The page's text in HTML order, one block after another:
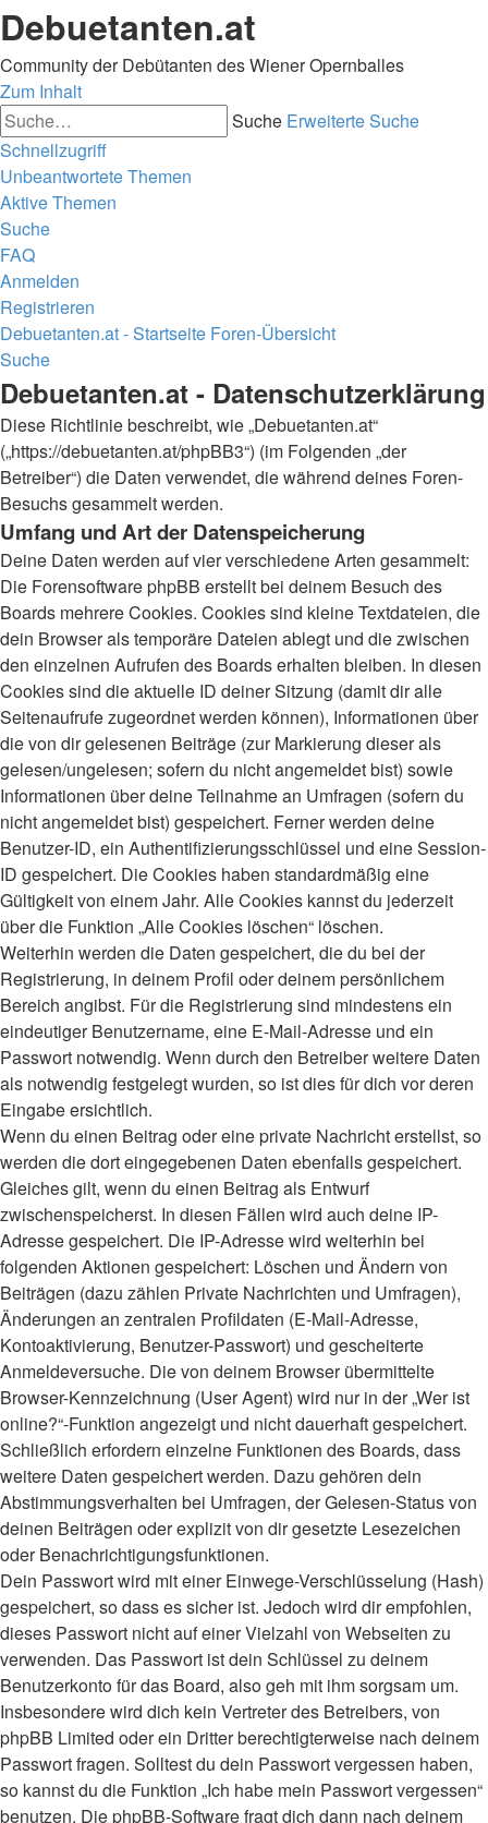
Debuetanten.at
Community der Debütanten des Wiener Opernballes
Zum Inhalt
Suche Erweiterte Suche
Schnellzugriff
Unbeantwortete Themen
Aktive Themen
Suche
FAQ
Anmelden
Registrieren
Debuetanten.at - Startseite Foren-Übersicht
Suche
Debuetanten.at - Datenschutzerklärung
Diese Richtlinie beschreibt, wie „Debuetanten.at“
(„https://debuetanten.at/phpBB3“) (im Folgenden „der
Betreiber“) die Daten verwendet, die während deines Foren-
Besuchs gesammelt werden.
Umfang und Art der Datenspeicherung
Deine Daten werden auf vier verschiedene Arten gesammelt:
Die Forensoftware phpBB erstellt bei deinem Besuch des
Boards mehrere Cookies. Cookies sind kleine Textdateien, die
dein Browser als temporäre Dateien ablegt und die zwischen
den einzelnen Aufrufen des Boards erhalten bleiben. In diesen
Cookies sind die aktuelle ID deiner Sitzung (damit dir alle
Seitenaufrufe zugeordnet werden können), Informationen über
die von dir gelesenen Beiträge (zur Markierung dieser als
gelesen/ungelesen; sofern du nicht angemeldet bist) sowie
Informationen über deine Teilnahme an Umfragen (sofern du
nicht angemeldet bist) gespeichert. Ferner werden deine
Benutzer-ID, ein Authentifizierungsschlüssel und eine Session-
ID gespeichert. Die Cookies haben standardmäßig eine
Gültigkeit von einem Jahr. Alle Cookies kannst du jederzeit
über die Funktion „Alle Cookies löschen“ löschen.
Weiterhin werden die Daten gespeichert, die du bei der
Registrierung, in deinem Profil oder deinem persönlichem
Bereich angibst. Für die Registrierung sind mindestens ein
eindeutiger Benutzername, eine E-Mail-Adresse und ein
Passwort notwendig. Wenn durch den Betreiber weitere Daten
als notwendig festgelegt wurden, so ist dies für dich vor deren
Eingabe ersichtlich.
Wenn du einen Beitrag oder eine private Nachricht erstellst, so
werden die dort eingegebenen Daten ebenfalls gespeichert.
Gleiches gilt, wenn du einen Beitrag als Entwurf
zwischenspeicherst. In diesen Fällen wird auch deine IP-
Adresse gespeichert. Die IP-Adresse wird weiterhin bei
folgenden Aktionen gespeichert: Löschen und Ändern von
Beiträgen (dazu zählen Private Nachrichten und Umfragen),
Änderungen an zentralen Profildaten (E-Mail-Adresse,
Kontoaktivierung, Benutzer-Passwort) und gescheiterte
Anmeldeversuche. Die von deinem Browser übermittelte
Browser-Kennzeichnung (User Agent) wird nur in der „Wer ist
online?“-Funktion angezeigt und nicht dauerhaft gespeichert.
Schließlich erfordern einzelne Funktionen des Boards, dass
weitere Daten gespeichert werden. Dazu gehören dein
Abstimmungsverhalten bei Umfragen, der Gelesen-Status von
deinen Beiträgen oder explizit von dir gesetzte Lesezeichen
oder Benachrichtigungsfunktionen.
Dein Passwort wird mit einer Einwege-Verschlüsselung (Hash)
gespeichert, so dass es sicher ist. Jedoch wird dir empfohlen,
dieses Passwort nicht auf einer Vielzahl von Webseiten zu
verwenden. Das Passwort ist dein Schlüssel zu deinem
Benutzerkonto für das Board, also geh mit ihm sorgsam um.
Insbesondere wird dich kein Vertreter des Betreibers, von
phpBB Limited oder ein Dritter berechtigterweise nach deinem
Passwort fragen. Solltest du dein Passwort vergessen haben,
so kannst du die Funktion „Ich habe mein Passwort vergessen“
benutzen. Die phpBB-Software fragt dich dann nach deinem